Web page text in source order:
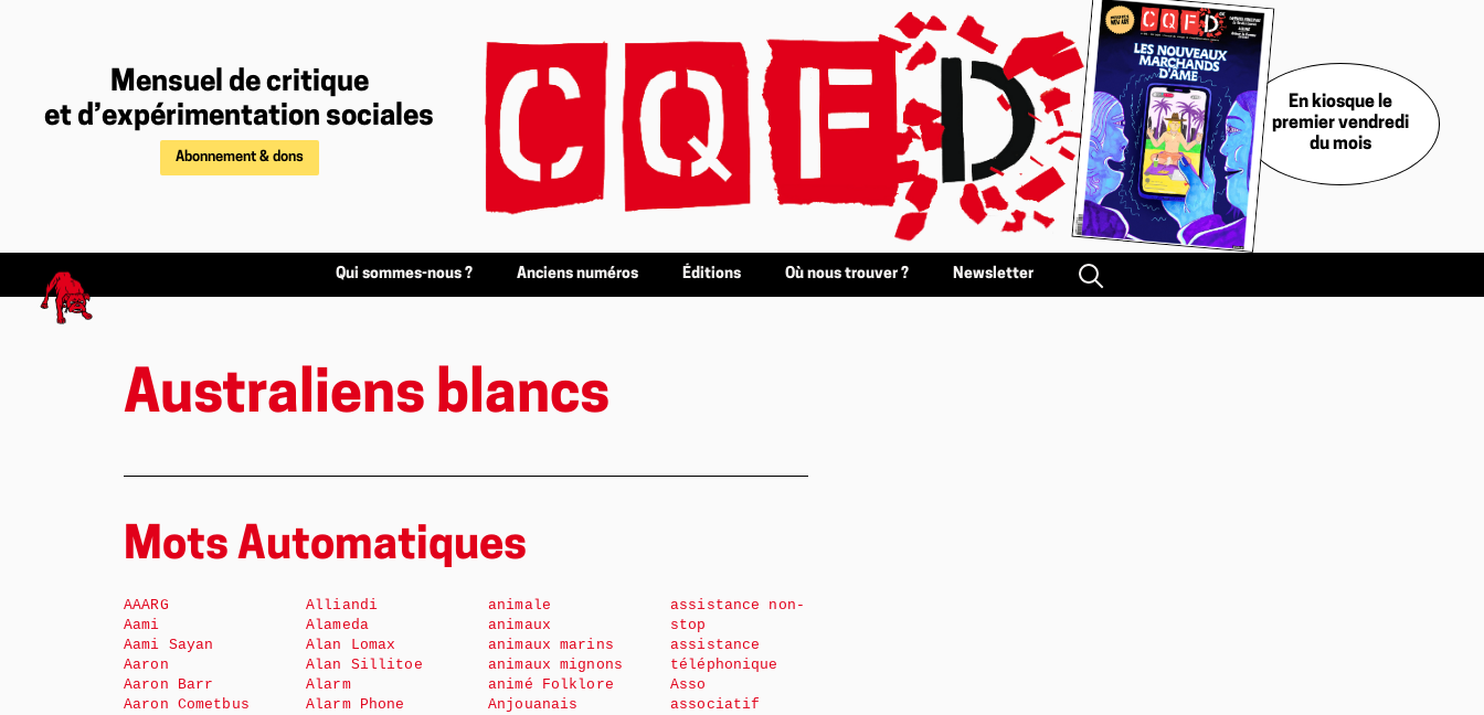
Mensuel de critique
et d’expérimentation sociales
Abonnement & dons
En kiosque le
premier vendredi
du mois
Qui sommes-nous ? Anciens numéros Éditions Où nous trouver ? Newsletter
Australiens blancs
Mots Automatiques
AAARG
Aami
Aami Sayan
Aaron
Aaron Barr
Aaron Cometbus
Alliandi
Alameda
Alan Lomax
Alan Sillitoe
Alarm
Alarm Phone
animale
animaux
animaux marins
animaux mignons
animé Folklore
Anjouanais
assistance non-
stop
assistance
téléphonique
Asso
associatif